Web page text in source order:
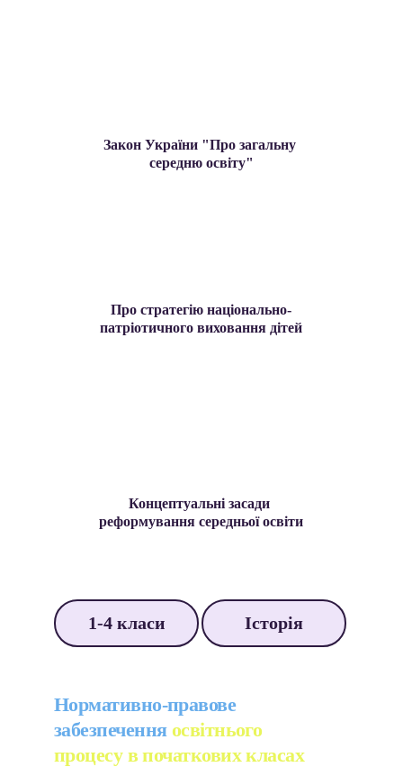
Закон України "Про загальну
середню освіту"
Про стратегію національно-
патріотичного виховання дітей
Концептуальні засади
реформування середньої освіти
Історія
1-4 класи
Нормативно-правове
забезпечення освітнього
процесу в початкових класах